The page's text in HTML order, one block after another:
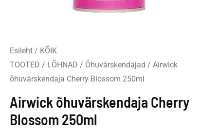
Esileht / KÕIK
TOOTED / LÕHNAD / Õhuvärskendajad / Airwick
õhuvärskendaja Cherry Blossom 250ml
Airwick õhuvärskendaja Cherry
Blossom 250ml